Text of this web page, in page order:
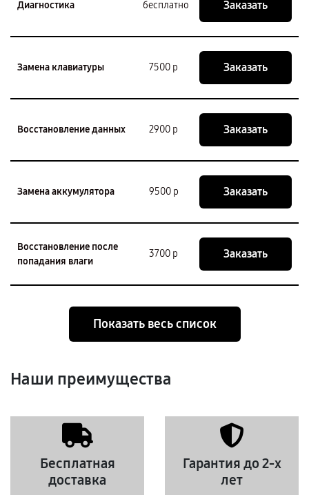
Диагностика бесплатно Заказать
Замена клавиатуры 7500 р Заказать
Восстановление данных 2900 р Заказать
Замена аккумулятора 9500 р Заказать
Восстановление после
попадания влаги
3700 р Заказать
Показать весь список
Наши преимущества
Бесплатная
доставка
Гарантия до 2-х
лет